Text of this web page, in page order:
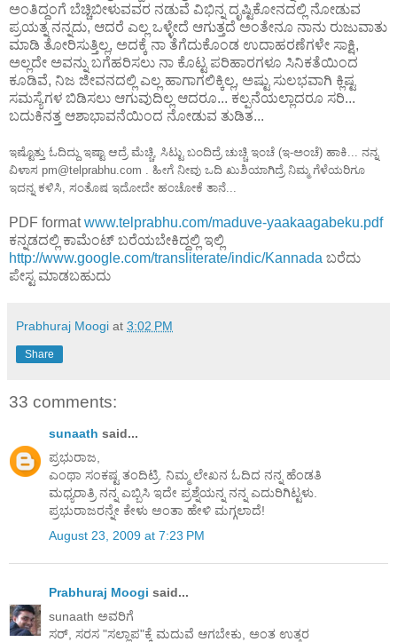
ಅಂತಿದ್ದಂಗೆ ಬೆಚ್ಚಿಬೀಳುವವರ ನಡುವೆ ವಿಭಿನ್ನ ದೃಷ್ಟಿಕೋನದಲ್ಲಿ ನೋಡುವ
ಪ್ರಯತ್ನ ನನ್ನದು, ಆದರೆ ಎಲ್ಲ ಒಳ್ಳೇದೆ ಆಗುತ್ತದೆ ಅಂತೇನೂ ನಾನು ರುಜುವಾತು
ಮಾಡಿ ತೋರಿಸುತ್ತಿಲ್ಲ, ಅದಕ್ಕೆ ನಾ ತೆಗೆದುಕೊಂಡ ಉದಾಹರಣೆಗಳೇ ಸಾಕ್ಷಿ,
ಅಲ್ಲದೇ ಅವನ್ನು ಬಗೆಹರಿಸಲು ನಾ ಕೊಟ್ಟ ಪರಿಹಾರಗಳೂ ಸಿನಿಕತೆಯಿಂದ
ಕೂಡಿವೆ, ನಿಜ ಜೀವನದಲ್ಲಿ ಎಲ್ಲ ಹಾಗಾಗಲಿಕ್ಕಿಲ್ಲ, ಅಷ್ಟು ಸುಲಭವಾಗಿ ಕ್ಲಿಷ್ಟ
ಸಮಸ್ಯೆಗಳ ಬಿಡಿಸಲು ಆಗುವುದಿಲ್ಲ ಆದರೂ... ಕಲ್ಪನೆಯಲ್ಲಾದರೂ ಸರಿ...
ಬದುಕಿನತ್ತ ಆಶಾಭಾವನೆಯಿಂದ ನೋಡುವ ತುಡಿತ...
ಇಷ್ಟೊತ್ತು ಓದಿದ್ದು ಇಷ್ಟಾ ಆದ್ರೆ ಮೆಚ್ಚಿ, ಸಿಟ್ಟು ಬಂದಿದ್ರೆ ಚುಚ್ಚಿ ಇಂಚೆ (ಇ-ಅಂಚೆ) ಹಾಕಿ... ನನ್ನ
ವಿಳಾಸ pm@telprabhu.com . ಹೀಗೆ ನೀವು ಒದಿ ಖುಶಿಯಾಗಿದ್ರೆ ನಿಮ್ಮ ಗೆಳೆಯರಿಗೂ
ಇದನ್ನ ಕಳಿಸಿ, ಸಂತೊಷ ಇದೋದೇ ಹಂಚೋಕೆ ತಾನೆ...
PDF formatwww.telprabhu.com/maduve-yaakaagabeku.pdf
ಕನ್ನಡದಲ್ಲಿ ಕಾಮೆಂಟ್ ಬರೆಯಬೇಕಿದ್ದಲ್ಲಿ ಇಲ್ಲಿ
http://www.google.com/transliterate/indic/Kannada ಬರೆದು
ಪೇಸ್ಟ ಮಾಡಬಹುದು
Prabhuraj Moogi at 3:02 PM
Share
33 comments:
sunaath said...
ಪ್ರಭುರಾಜ,
ಎಂಥಾ ಸಂಕಷ್ಟ ತಂದಿಟ್ರಿ. ನಿಮ್ಮ ಲೇಖನ ಓದಿದ ನನ್ನ ಹೆಂಡತಿ
ಮಧ್ಯರಾತ್ರಿ ನನ್ನ ಎಬ್ಬಿಸಿ ಇದೇ ಪ್ರಶ್ನೆಯನ್ನ ನನ್ನ ಎದುರಿಗಿಟ್ಟಳು.
ಪ್ರಭುರಾಜರನ್ನೇ ಕೇಳು ಅಂತಾ ಹೇಳಿ ಮಗ್ಗಲಾದೆ!
August 23, 2009 at 7:23 PM
Prabhuraj Moogi said...
sunaath ಅವರಿಗೆ
ಸರ್, ಸರಸ "ಸಲ್ಲಾಪ"ಕ್ಕೆ ಮದುವೆ ಆಗಬೇಕು, ಅಂತ ಉತ್ತರ